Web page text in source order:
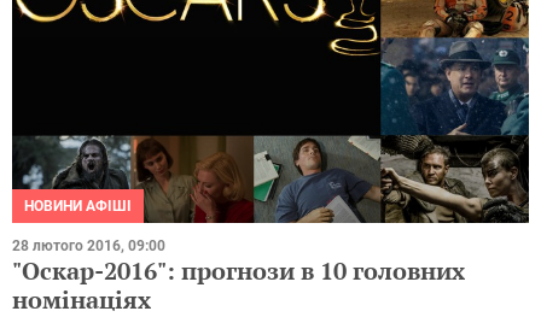
НОВИНИ АФІШІ
28 лютого 2016, 09:00
"Оскар-2016": прогнози в 10 головних
номінаціях